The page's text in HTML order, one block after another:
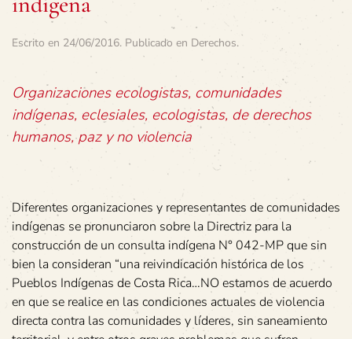
Escrito en 24/06/2016. Publicado en Derechos.
Organizaciones ecologistas, comunidades
indígenas, eclesiales, ecologistas, de derechos
humanos, paz y no violencia
Diferentes organizaciones y representantes de comunidades
indígenas se pronunciaron sobre la Directriz para la
construcción de un consulta indígena N° 042-MP que sin
bien la consideran “una reivindicación histórica de los
Pueblos Indígenas de Costa Rica…NO estamos de acuerdo
en que se realice en las condiciones actuales de violencia
directa contra las comunidades y líderes, sin saneamiento